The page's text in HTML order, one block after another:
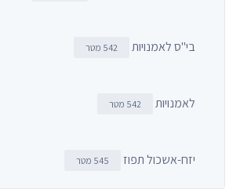
בי"ס לאמנויות 542 מטר
לאמנויות 542 מטר
יזח-אשכול תפוז 545 מטר